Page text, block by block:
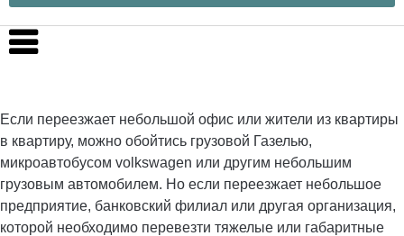
Если переезжает небольшой офис или жители из квартиры
в квартиру, можно обойтись грузовой Газелью,
микроавтобусом volkswagen или другим небольшим
грузовым автомобилем. Но если переезжает небольшое
предприятие, банковский филиал или другая организация,
которой необходимо перевезти тяжелые или габаритные